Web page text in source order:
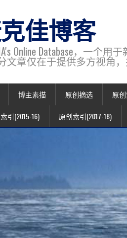
佳博客
Online Database，一个
文章仅在于提供多方视角，
博主素描 原创摘选 原
引(2015-16) 原创索引(2017-18)